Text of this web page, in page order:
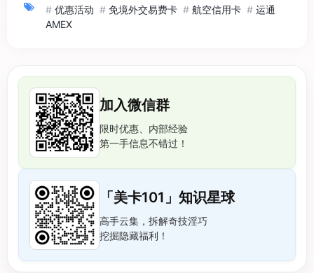
# 优惠活动 # 免境外交易费卡 # 航空信用卡 # 运通
AMEX
加入微信群
限时优惠、内部经验
第一手信息不错过！
「美卡101」知识星球
高手云集，拆解奇技淫巧
挖掘隐藏福利！